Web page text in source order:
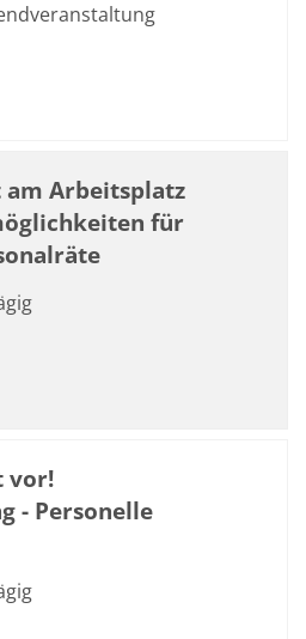
am Arbeitsplatz
für
vor!
- Personelle